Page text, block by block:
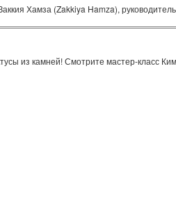
Хамза (Zakkiya Hamza),
из камней! Смотрите мастер-класс